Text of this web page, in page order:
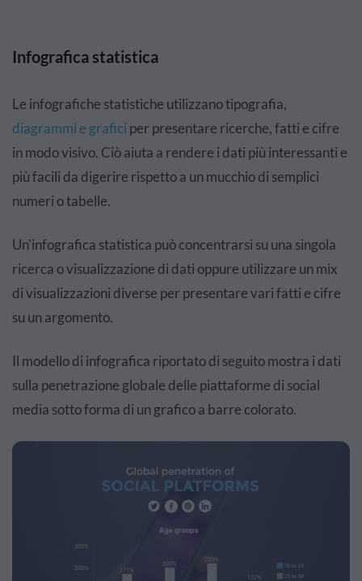
Infografica statistica
Le infografiche statistiche utilizzano tipografia,
diagrammi e grafici per presentare ricerche, fatti e cifre
in modo visivo. Ciò aiuta a rendere i dati più interessanti e
più facili da digerire rispetto a un mucchio di semplici
numeri o tabelle.
Un'infografica statistica può concentrarsi su una singola
ricerca o visualizzazione di dati oppure utilizzare un mix
di visualizzazioni diverse per presentare vari fatti e cifre
su un argomento.
Il modello di infografica riportato di seguito mostra i dati
sulla penetrazione globale delle piattaforme di social
media sotto forma di un grafico a barre colorato.